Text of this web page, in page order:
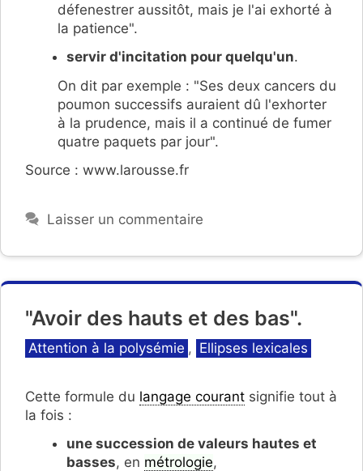
défenestrer aussitôt, mais je l'ai exhorté à
la patience".
servir d'incitation pour quelqu'un.
On dit par exemple : "Ses deux cancers du
poumon successifs auraient dû l'exhorter
à la prudence, mais il a continué de fumer
quatre paquets par jour".
Source : www.larousse.fr
Laisser un commentaire
"Avoir des hauts et des bas".
Catégories
Attention à la polysémie , Ellipses lexicales
Cette formule du langage courant signifie tout à
la fois :
une succession de valeurs hautes et
basses, en métrologie,